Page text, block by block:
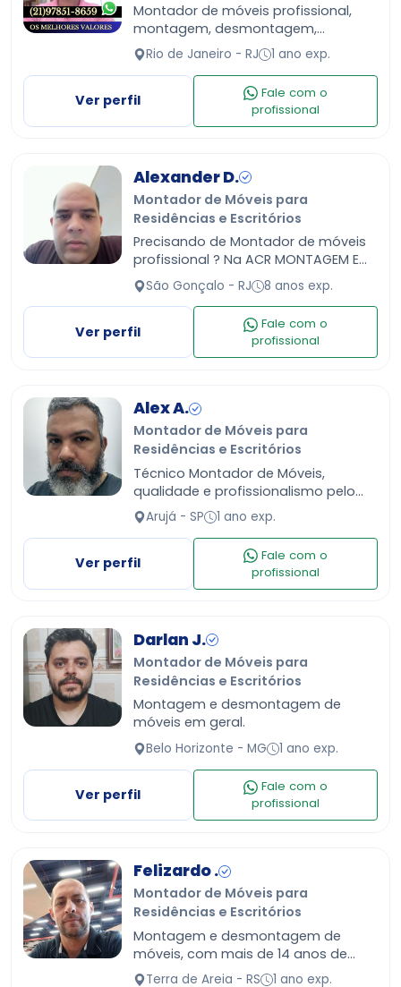
Montador de móveis profissional,
montagem, desmontagem,
conserto, instalação entre outros
serviços. Orçamento sem
compromisso.
Rio de Janeiro - RJ 1 ano exp.
Ver perfil
Fale com o
profissional
Alexander D.
Montador de Móveis para
Residências e Escritórios
Precisando de Montador de móveis
profissional ? Na ACR MONTAGEM E
SERVICOS temos a solução com
serviço de qualidade preços ótimos
e o principal todo cuidado…
São Gonçalo - RJ 8 anos exp.
Ver perfil
Fale com o
profissional
Alex A.
Montador de Móveis para
Residências e Escritórios
Técnico Montador de Móveis,
qualidade e profissionalismo pelo
valor justo. Satisfação em atender.
Arujá - SP 1 ano exp.
Ver perfil
Fale com o
profissional
Darlan J.
Montador de Móveis para
Residências e Escritórios
Montagem e desmontagem de
móveis em geral.
Belo Horizonte - MG 1 ano exp.
Ver perfil
Fale com o
profissional
Felizardo .
Montador de Móveis para
Residências e Escritórios
Montagem e desmontagem de
móveis, com mais de 14 anos de
experiência. Experiência com móveis
Terra de Areia - RS 1 ano exp.